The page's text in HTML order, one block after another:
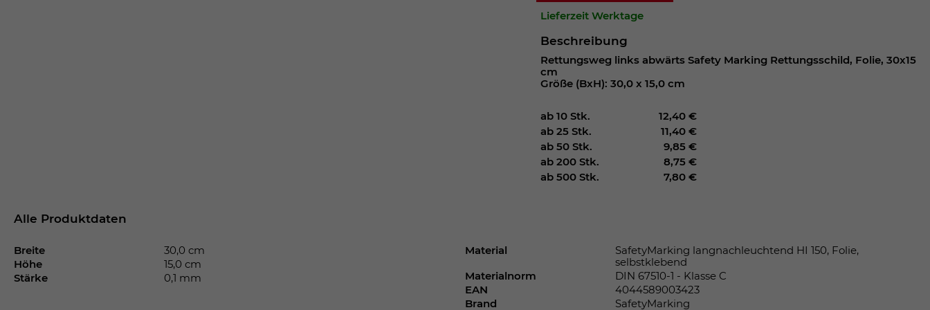
Lieferzeit Werktage
Beschreibung
Rettungsweg links abwärts Safety Marking Rettungsschild, Folie, 30x15
cm
Größe (BxH): 30,0 x 15,0 cm
ab 10 Stk.
12,40 €
ab 25 Stk.
11,40 €
ab 50 Stk.
9,85 €
ab 200 Stk.
8,75 €
ab 500 Stk.
7,80 €
Alle Produktdaten
Breite
30,0 cm
Höhe
15,0 cm
Stärke
0,1 mm
Material
SafetyMarking langnachleuchtend HI 150, Folie,
selbstklebend
Materialnorm
DIN 67510-1 - Klasse C
EAN
4044589003423
Brand
SafetyMarking
Dieses Cookie wird verwendet, um Ihre
Cookie-Einstellungen für diese Website zu
Dieser Wert speichert Ihre Consent-